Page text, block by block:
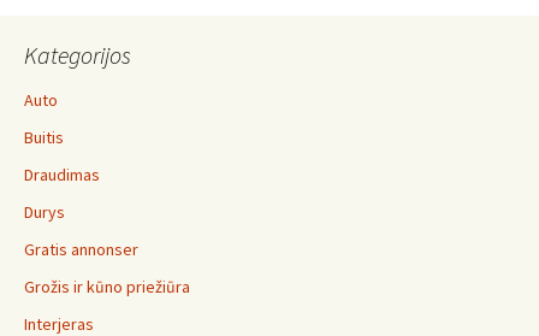
Kategorijos
Auto
Buitis
Draudimas
Durys
Gratis annonser
Grožis ir kūno priežiūra
Interjeras